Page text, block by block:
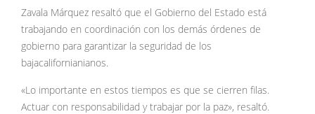
Zavala Márquez resaltó que el Gobierno del Estado está
trabajando en coordinación con los demás órdenes de
gobierno para garantizar la seguridad de los
bajacalifornianianos.
«Lo importante en estos tiempos es que se cierren filas.
Actuar con responsabilidad y trabajar por la paz», resaltó.